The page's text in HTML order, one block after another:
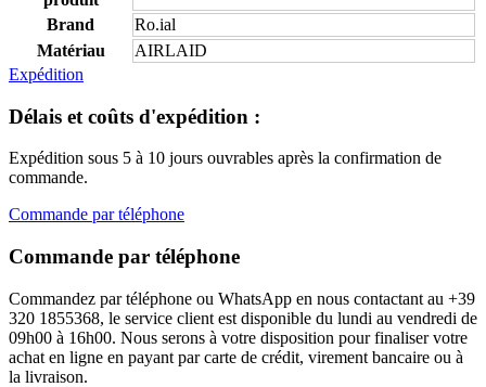
Brand
Ro.ial
Matériau
AIRLAID
Expédition
Délais et coûts d'expédition :
Expédition sous 5 à 10 jours ouvrables après la confirmation de
commande.
Commande par téléphone
Commande par téléphone
Commandez par téléphone ou WhatsApp en nous contactant au +39
320 1855368, le service client est disponible du lundi au vendredi de
09h00 à 16h00. Nous serons à votre disposition pour finaliser votre
achat en ligne en payant par carte de crédit, virement bancaire ou à
la livraison.